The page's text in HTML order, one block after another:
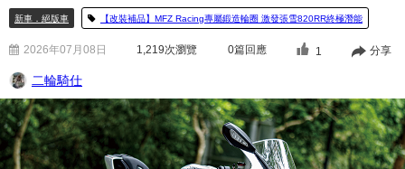
新車．絕版車 【改裝補品】MFZ Racing專屬鍛造輪圈 激發張雪820RR終極潛能
2026年07月08日 1,219次瀏覽 0篇回應 1 分享
二輪騎仕